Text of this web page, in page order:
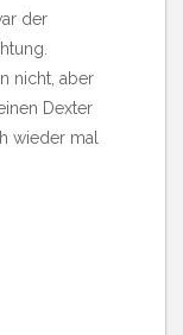
der
nicht, aber
Dexter
wieder mal